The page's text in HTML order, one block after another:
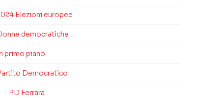
Elezioni europee
democratiche
primo piano
Democratico
PD Ferrara